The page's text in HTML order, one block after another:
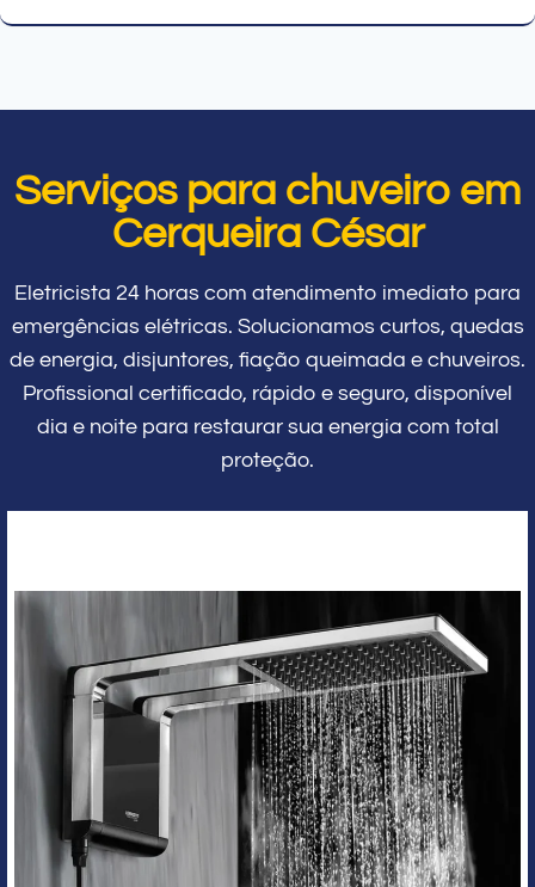
Serviços para chuveiro em
Cerqueira César
Eletricista 24 horas com atendimento imediato para
emergências elétricas. Solucionamos curtos, quedas
de energia, disjuntores, fiação queimada e chuveiros.
Profissional certificado, rápido e seguro, disponível
dia e noite para restaurar sua energia com total
proteção.